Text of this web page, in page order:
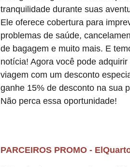
tranquilidade durante suas
Ele oferece cobertura para
problemas de saúde,
de bagagem e muito mais. E
notícia! Agora você pode
viagem com um desconto
ganhe 15% de desconto na sua
Não perca essa oportunidade!
PARCEIROS PROMO -